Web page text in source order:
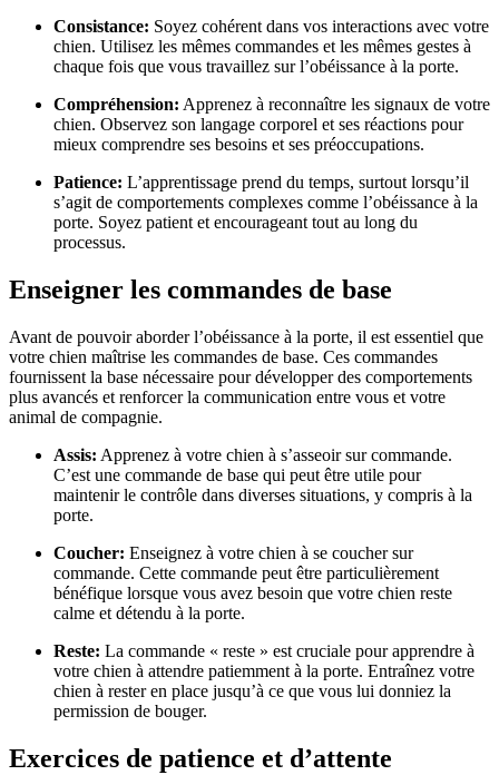
Consistance: Soyez cohérent dans vos interactions avec votre
chien. Utilisez les mêmes commandes et les mêmes gestes à
chaque fois que vous travaillez sur l’obéissance à la porte.
Compréhension: Apprenez à reconnaître les signaux de votre
chien. Observez son langage corporel et ses réactions pour
mieux comprendre ses besoins et ses préoccupations.
Patience: L’apprentissage prend du temps, surtout lorsqu’il
s’agit de comportements complexes comme l’obéissance à la
porte. Soyez patient et encourageant tout au long du
processus.
Enseigner les commandes de base
Avant de pouvoir aborder l’obéissance à la porte, il est essentiel que
votre chien maîtrise les commandes de base. Ces commandes
fournissent la base nécessaire pour développer des comportements
plus avancés et renforcer la communication entre vous et votre
animal de compagnie.
Assis: Apprenez à votre chien à s’asseoir sur commande.
C’est une commande de base qui peut être utile pour
maintenir le contrôle dans diverses situations, y compris à la
porte.
Coucher: Enseignez à votre chien à se coucher sur
commande. Cette commande peut être particulièrement
bénéfique lorsque vous avez besoin que votre chien reste
calme et détendu à la porte.
Reste: La commande « reste » est cruciale pour apprendre à
votre chien à attendre patiemment à la porte. Entraînez votre
chien à rester en place jusqu’à ce que vous lui donniez la
permission de bouger.
Exercices de patience et d’attente